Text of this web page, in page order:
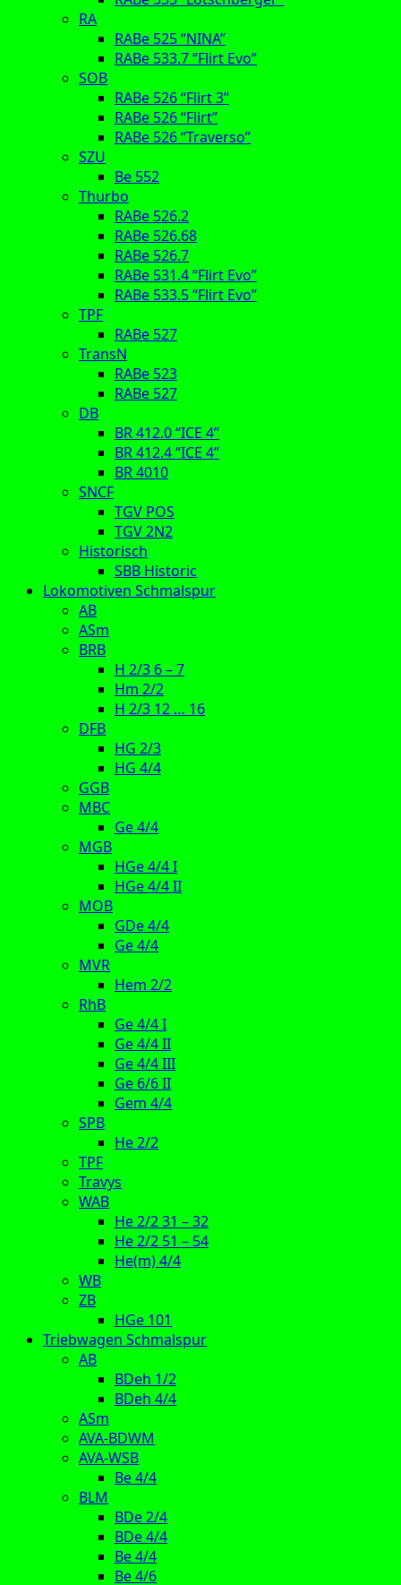
RA
RABe 525 “NINA”
RABe 533.7 “Flirt Evo”
SOB
RABe 526 “Flirt 3”
RABe 526 “Flirt”
RABe 526 “Traverso”
SZU
Be 552
Thurbo
RABe 526.2
RABe 526.68
RABe 526.7
RABe 531.4 “Flirt Evo”
RABe 533.5 “Flirt Evo”
TPF
RABe 527
TransN
RABe 523
RABe 527
DB
BR 412.0 “ICE 4”
BR 412.4 “ICE 4”
BR 4010
SNCF
TGV POS
TGV 2N2
Historisch
SBB Historic
Lokomotiven Schmalspur
AB
ASm
BRB
H 2/3 6 – 7
Hm 2/2
H 2/3 12 … 16
DFB
HG 2/3
HG 4/4
GGB
MBC
Ge 4/4
MGB
HGe 4/4 I
HGe 4/4 II
MOB
GDe 4/4
Ge 4/4
MVR
Hem 2/2
RhB
Ge 4/4 I
Ge 4/4 II
Ge 4/4 III
Ge 6/6 II
Gem 4/4
SPB
He 2/2
TPF
Travys
WAB
He 2/2 31 – 32
He 2/2 51 – 54
He(m) 4/4
WB
ZB
HGe 101
Triebwagen Schmalspur
AB
BDeh 1/2
BDeh 4/4
ASm
AVA-BDWM
AVA-WSB
Be 4/4
BLM
BDe 2/4
BDe 4/4
Be 4/4
Be 4/6